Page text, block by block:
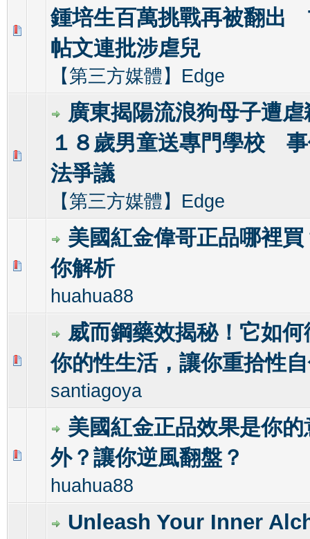
鍾培生百萬挑戰再被翻出
帖文連批涉虐兒
【第三方媒體】Edge
0 Vote(s) - 0 out of 5 in Average
2345
廣東揭陽流浪狗母子遭
１８歲男童送專門學校
法爭議
【第三方媒體】Edge
0 Vote(s) - 0 out of 5 in Average
123 45
美國紅金偉哥正品哪裡
你解析
huahua88
0 Vote(s) - 0 out of 5 in Average
威而鋼藥效揭秘！它如
你的性生活，讓你重拾性
santiagoya
0 Vote(s) - 0 out of 5 in Average
1 23
美國紅金正品效果是你的
外？讓你逆風翻盤？
huahua88
0 Vote(s) - 0 out of 5 in Average
1 23 45
Unleash Your Inner